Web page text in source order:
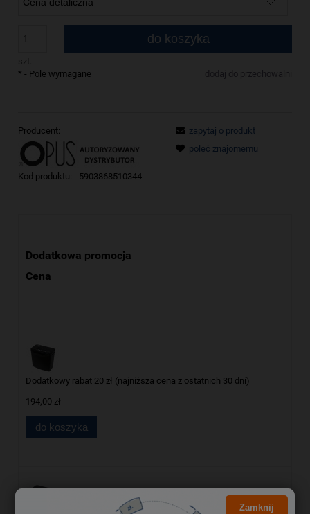
do koszyka
dodaj do przechowalni
* - Pole wymagane
Producent:
Kod produktu: 5903868510344
zapytaj o produkt
poleć znajomemu
Dodatkowa promocja
Cena
Dodatkowy rabat 20 zł (najniższa cena z ostatnich 30 dni)
194,00 zł
do koszyka
Zamknij